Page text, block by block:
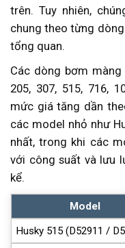
trên. Tuy nhiên,
chung theo từng
tổng quan.
Các dòng bơm màng
205, 307, 515, 716,
mức giá tăng dần
các model nhỏ như
nhất, trong khi các
với công suất và lưu
kể.
Model
Husky 515 (D52911 /